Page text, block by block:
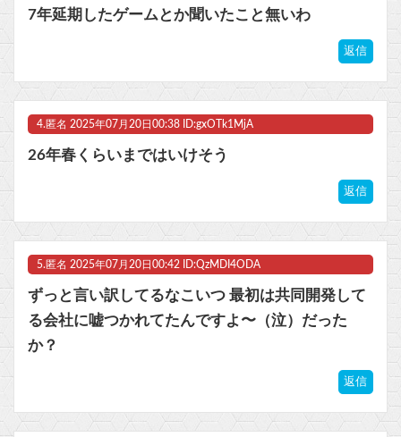
7年延期したゲームとか聞いたこと無いわ
返信
4. 匿名 2025年07月20日00:38 ID:gxOTk1MjA
26年春くらいまではいけそう
返信
5. 匿名 2025年07月20日00:42 ID:QzMDI4ODA
ずっと言い訳してるなこいつ 最初は共同開発して
る会社に嘘つかれてたんですよ〜（泣）だった
か？
返信